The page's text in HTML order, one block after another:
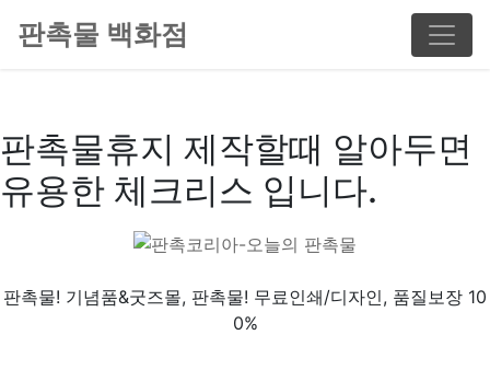
판촉물 백화점
판촉물휴지 제작할때 알아두면
유용한 체크리스 입니다.
판촉물! 기념품&굿즈몰, 판촉물! 무료인쇄/디자인, 품질보장 10
0%